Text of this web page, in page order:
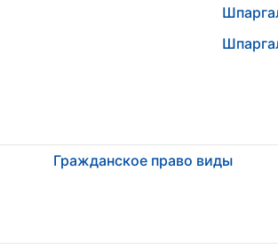
Гражданское право виды